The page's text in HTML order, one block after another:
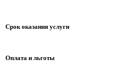
Срок оказания услуги
Оплата и льготы